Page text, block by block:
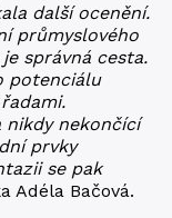
další ocenění.
průmyslového
správná cesta.
potenciálu
nekončící
prvky
se pak
Adéla Bačová.